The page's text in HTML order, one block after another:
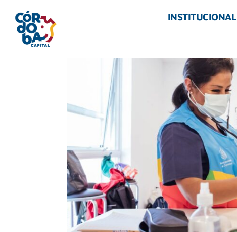
INSTITUCIONAL